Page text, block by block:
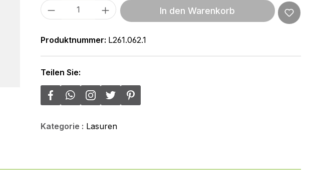
Produkt Anzahl: Gib den gewünschten Wert
In den Warenkorb
Produktnummer: L261.062.1
Teilen Sie:
Kategorie : Lasuren